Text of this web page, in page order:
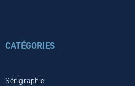
CATÉGORIES
Sérigraphie